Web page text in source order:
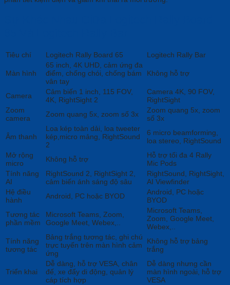
Tiêu chí Logitech Rally Board 65 Logitech Rally Bar
Màn hình
65 inch, 4K UHD, cảm ứng đa
điểm, chống chói, chống bám
vân tay
Không hỗ trợ
Camera
Cảm biến 1 inch, 115 FOV,
4K, RightSight 2
Camera 4K, 90 FOV,
RightSight
Zoom
camera
Zoom quang 5x, zoom số 3x
Zoom quang 5x, zoom
số 3x
Âm thanh
Loa kép toàn dải, loa tweeter
kép,micro mảng, RightSound
2
6 micro beamforming,
loa stereo, RightSound
Mở rộng
micro
Không hỗ trợ
Hỗ trợ tối đa 4 Rally
Mic Pods
Tính năng
AI
RightSound 2, RightSight 2,
cảm biến ánh sáng độ sâu
RightSound, RightSight,
AI Viewfinder
Hệ điều
hành
Android, PC hoặc BYOD
Android, PC hoặc
BYOD
Tương tác
phần mềm
Microsoft Teams, Zoom,
Google Meet, Webex,..
Microsoft Teams,
Zoom, Google Meet,
Webex,..
Tính năng
tương tác
Bảng trắng tương tác, ghi chú
trực tuyến trên màn hình cảm
ứng
Không hỗ trợ bảng
trắng
Triển khai
Dễ dàng, hỗ trợ VESA, chân
đế, xe đẩy di động, quản lý
cáp tích hợp
Dễ dàng nhưng cần
màn hình ngoài, hỗ trợ
VESA